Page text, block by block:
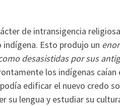
de intransigencia
Esto produjo un
desasistidas por sus
los indígenas caían
edificar el nuevo credo
su lengua y estudiar su